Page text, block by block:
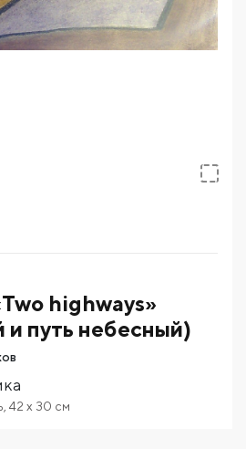
highways»
и путь небесный)
42 x 30 см